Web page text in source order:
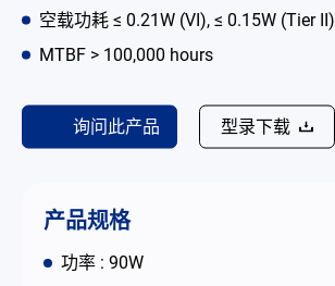
空载功耗 ≤ 0.21W (VI), ≤ 0.15W (Tier II)
MTBF > 100,000 hours
询问此产品 型录下载
产品规格
功率 : 90W
公司简介
型录
联络我们